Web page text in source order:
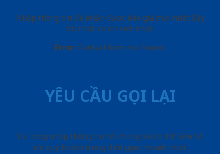
Nhập thông tin để nhận được báo giá mới nhât đầy
đủ nhất và chi tiết nhất.
Error: Contact form not found.
YÊU CẦU GỌI LẠI
Vui lòng nhập thông tin để chúng tôi có thể liên hệ
với quý khách trong thời gian nhanh nhất.